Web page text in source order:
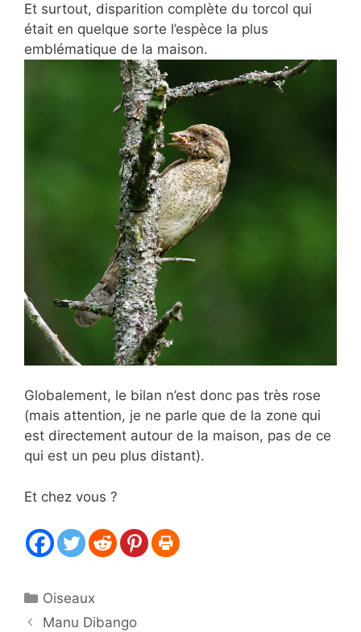
Et surtout, disparition complète du torcol qui
était en quelque sorte l’espèce la plus
emblématique de la maison.
Globalement, le bilan n’est donc pas très rose
(mais attention, je ne parle que de la zone qui
est directement autour de la maison, pas de ce
qui est un peu plus distant).
Et chez vous ?
Catégories
Oiseaux
Manu Dibango